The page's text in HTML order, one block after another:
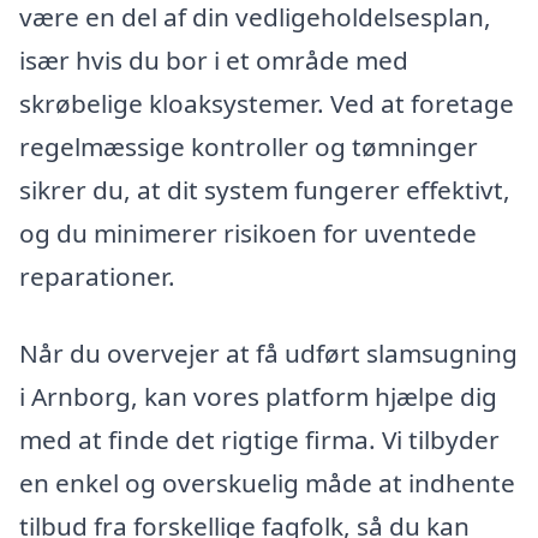
være en del af din vedligeholdelsesplan,
især hvis du bor i et område med
skrøbelige kloaksystemer. Ved at foretage
regelmæssige kontroller og tømninger
sikrer du, at dit system fungerer effektivt,
og du minimerer risikoen for uventede
reparationer.
Når du overvejer at få udført slamsugning
i Arnborg, kan vores platform hjælpe dig
med at finde det rigtige firma. Vi tilbyder
en enkel og overskuelig måde at indhente
tilbud fra forskellige fagfolk, så du kan